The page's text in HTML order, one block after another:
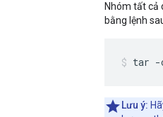
Nhóm tất cả
bằng lệnh
tar -
Lưu ý: